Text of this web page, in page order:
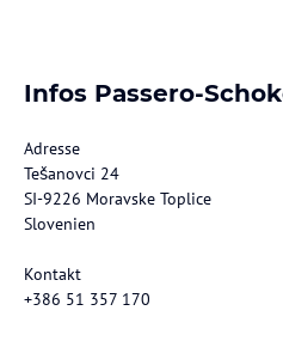
Infos Passero-
Adresse
Tešanovci 24
SI-9226 Moravske Toplice
Slovenien
Kontakt
+386 51 357 170